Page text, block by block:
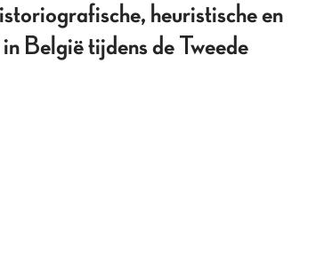
heuristische en
België tijdens de Tweede